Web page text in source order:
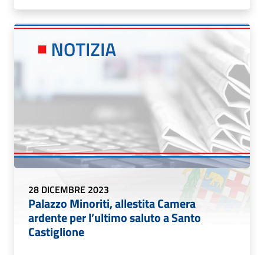
28 DICEMBRE 2023
Palazzo Minoriti, allestita Camera
ardente per l’ultimo saluto a Santo
Castiglione